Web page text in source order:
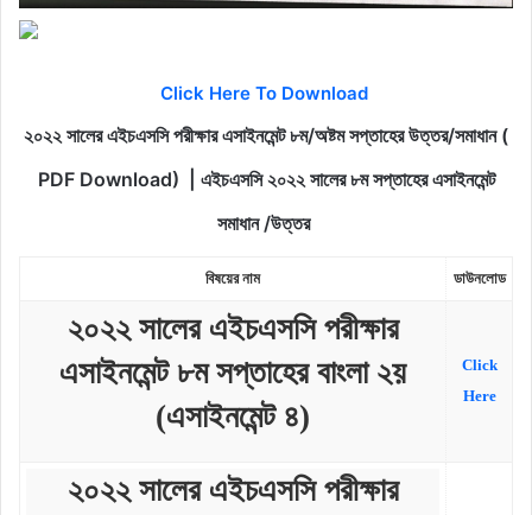
Click Here To Download
২০২২ সালের এইচএসসি পরীক্ষার এসাইনমেন্ট ৮ম/অষ্টম সপ্তাহের উত্তর/সমাধান (
PDF Download) | এইচএসসি ২০২২ সালের ৮ম সপ্তাহের এসাইনমেন্ট
সমাধান /উত্তর
বিষয়ের নাম ডাউনলোড
২০২২ সালের এইচএসসি পরীক্ষার
এসাইনমেন্ট ৮ম সপ্তাহের বাংলা ২য়
(এসাইনমেন্ট ৪)
Click
Here
২০২২ সালের এইচএসসি পরীক্ষার